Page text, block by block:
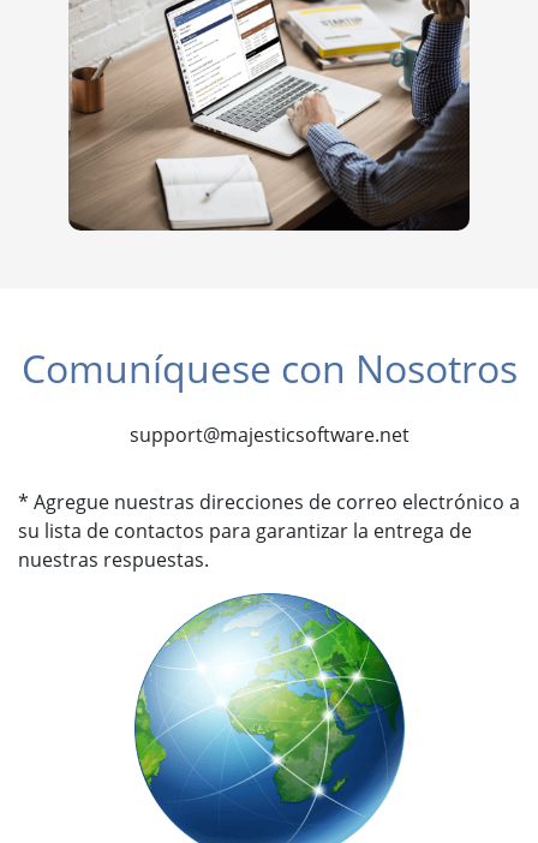
Comuníquese con Nosotros
support@majesticsoftware.net
* Agregue nuestras direcciones de correo electrónico a
su lista de contactos para garantizar la entrega de
nuestras respuestas.